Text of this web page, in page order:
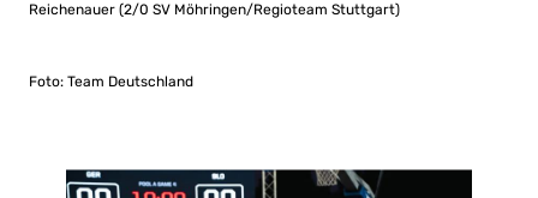
Reichenauer (2/0 SV Möhringen/Regioteam Stuttgart)
Foto: Team Deutschland